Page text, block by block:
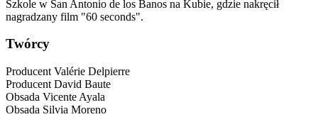
Szkole w San Antonio de los Banos na Kubie, gdzie nakręcił
nagradzany film "60 seconds".
Twórcy
Producent Valérie Delpierre
Producent David Baute
Obsada Vicente Ayala
Obsada Silvia Moreno